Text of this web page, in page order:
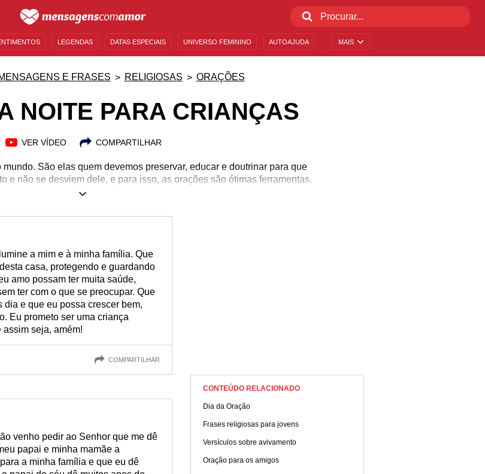
MAIS
LEGENDAS DATAS ESPECIAIS UNIVERSO FEMININO AUTOAJUDA
E FRASES RELIGIOSAS ORAÇÕES
NOITE PARA CRIANÇAS
VER VÍDEO COMPARTILHAR
São elas quem devemos preservar, educar e doutrinar para que
e não se desviem dele, e para isso, as orações são ótimas ferramentas.
um pequeno que deseja proteger de todo o mal que o mundo possa lhe
passados de uma forma mais eficiente. Inserindo a gratidão e o contato
você poderá relaxar tendo a certeza de que quem o protege nunca irá
a mim e à minha família. Que
casa, protegendo e guardando
amo possam ter muita saúde,
ter com o que se preocupar. Que
e que eu possa crescer bem,
Eu prometo ser uma criança
seja, amém!
COMPARTILHAR
venho pedir ao Senhor que me dê
papai e minha mamãe a
a minha família e que eu dê
CONTEÚDO RELACIONADO
Dia da Oração
Frases religiosas para jovens
Versículos sobre avivamento
Oração para os amigos